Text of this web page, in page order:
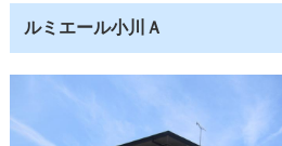
ルミエール小川Ａ